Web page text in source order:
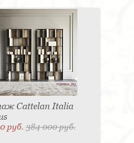
Cattelan Italia
руб.384 000 руб.